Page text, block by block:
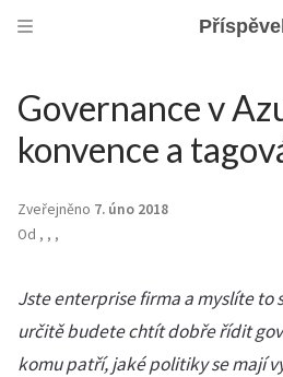
Governance v
konvence a
Zveřejněno 7. úno 2018
Od , , ,
Jste enterprise firma a myslíte to
určitě budete chtít dobře řídit
komu patří, jaké politiky se mají